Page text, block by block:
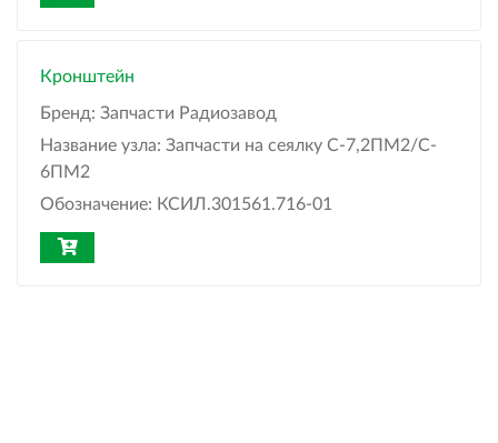
Кронштейн
Бренд: Запчасти Радиозавод
Название узла: Запчасти на сеялку С-7,2ПМ2/C-
6ПМ2
Обозначение: КСИЛ.301561.716-01